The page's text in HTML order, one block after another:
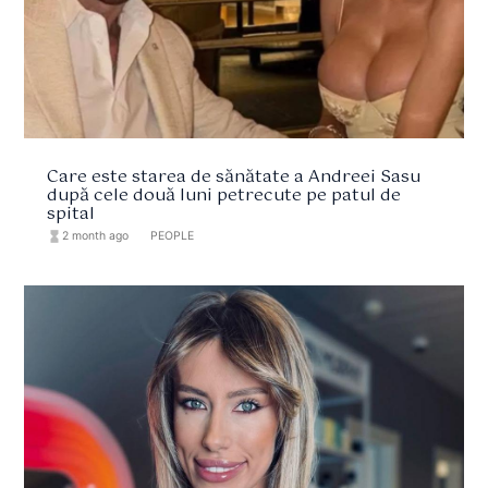
Care este starea de sănătate a Andreei Sasu
după cele două luni petrecute pe patul de
spital
hourglass_full 2 month ago PEOPLE